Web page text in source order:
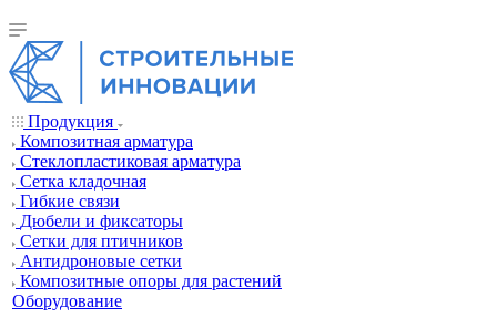
Продукция
Композитная арматура
Cтеклопластиковая арматура
Сетка кладочная
Гибкие связи
Дюбели и фиксаторы
Сетки для птичников
Антидроновые сетки
Композитные опоры для растений
Оборудование